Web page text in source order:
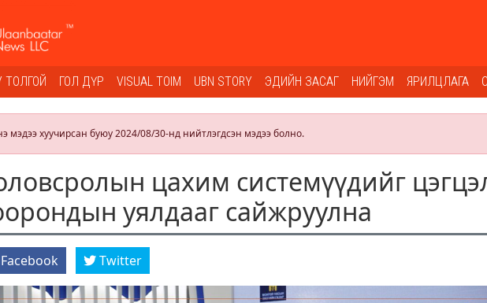
ТОЛГОЙ ГОЛ ДҮР VISUAL TOIM UBN STORY ЭДИЙН ЗАСАГ НИЙГЭМ ЯРИЛЦЛАГА
мэдээ хуучирсан буюу 2024/08/30-нд нийтлэгдсэн мэдээ болно.
цахим системүүдийг
уялдааг сайжруулна
Facebook Twitter